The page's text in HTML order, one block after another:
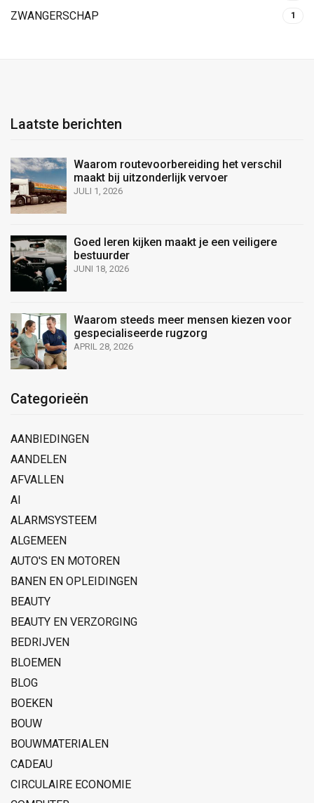
ZWANGERSCHAP 1
Laatste berichten
Waarom routevoorbereiding het verschil
maakt bij uitzonderlijk vervoer
JULI 1, 2026
Goed leren kijken maakt je een veiligere
bestuurder
JUNI 18, 2026
Waarom steeds meer mensen kiezen voor
gespecialiseerde rugzorg
APRIL 28, 2026
Categorieën
AANBIEDINGEN
AANDELEN
AFVALLEN
AI
ALARMSYSTEEM
ALGEMEEN
AUTO'S EN MOTOREN
BANEN EN OPLEIDINGEN
BEAUTY
BEAUTY EN VERZORGING
BEDRIJVEN
BLOEMEN
BLOG
BOEKEN
BOUW
BOUWMATERIALEN
CADEAU
CIRCULAIRE ECONOMIE